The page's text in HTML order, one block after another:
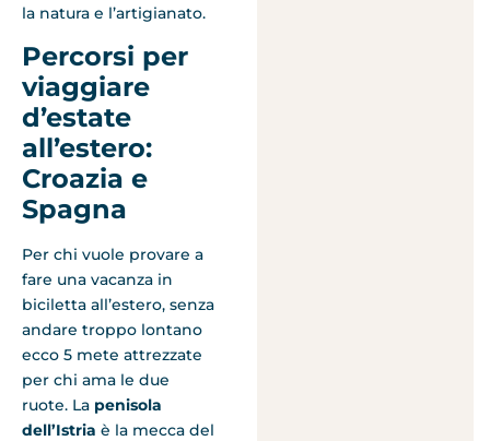
la natura e l’artigianato.
Percorsi per
viaggiare
d’estate
all’estero:
Croazia e
Spagna
Per chi vuole provare a
fare una vacanza in
biciletta all’estero, senza
andare troppo lontano
ecco 5 mete attrezzate
per chi ama le due
ruote. La penisola
dell’Istria è la mecca del